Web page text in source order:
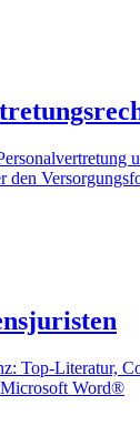
den
Top-Literatur,
Word®